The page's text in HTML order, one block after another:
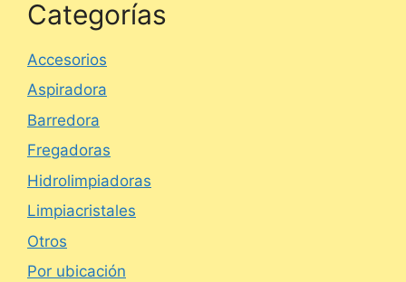
Categorías
Accesorios
Aspiradora
Barredora
Fregadoras
Hidrolimpiadoras
Limpiacristales
Otros
Por ubicación